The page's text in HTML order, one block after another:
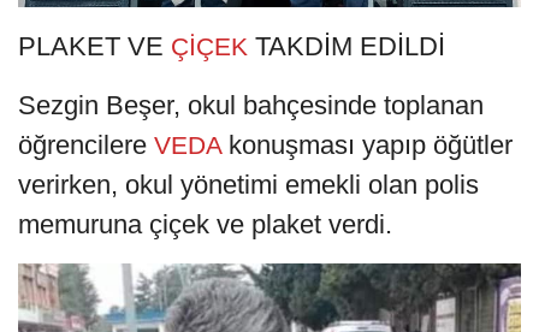
PLAKET VE ÇİÇEK TAKDİM EDİLDİ
Sezgin Beşer, okul bahçesinde toplanan
öğrencilere VEDA konuşması yapıp öğütler
verirken, okul yönetimi emekli olan polis
memuruna çiçek ve plaket verdi.